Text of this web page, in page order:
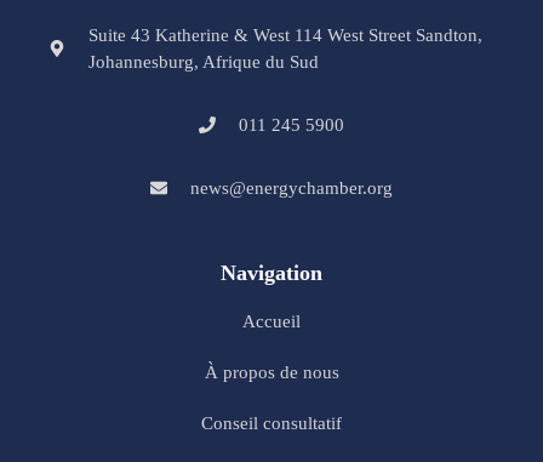
Suite 43 Katherine & West 114 West Street Sandton,
Johannesburg, Afrique du Sud
011 245 5900
news@energychamber.org
Navigation
Accueil
À propos de nous
Conseil consultatif